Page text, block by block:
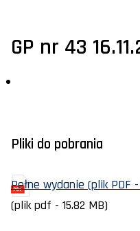
GP nr 43
Pliki do pobrania
Pełne wydanie (plik PDF -
(plik pdf - 15.82 MB)